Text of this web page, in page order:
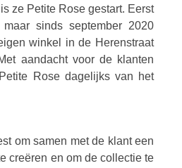
ze Petite Rose gestart. Eerst
sinds september 2020
winkel in de Herenstraat
aandacht voor de klanten
Rose dagelijks van het
om samen met de klant een
creëren en om de collectie te